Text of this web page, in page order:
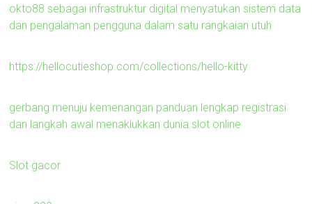
okto88 sebagai infrastruktur digital menyatukan sistem data
dan pengalaman pengguna dalam satu rangkaian utuh
https://hellocutieshop.com/collections/hello-kitty
gerbang menuju kemenangan panduan lengkap registrasi
dan langkah awal menaklukkan dunia slot online
Slot gacor